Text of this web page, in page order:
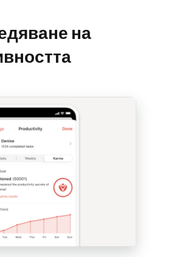
на